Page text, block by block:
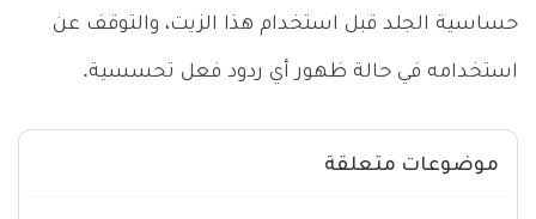
حساسية الجلد قبل استخدام هذا الزيت، والتوقف عن
استخدامه في حالة ظهور أي ردود فعل تحسسية.
موضوعات متعلقة